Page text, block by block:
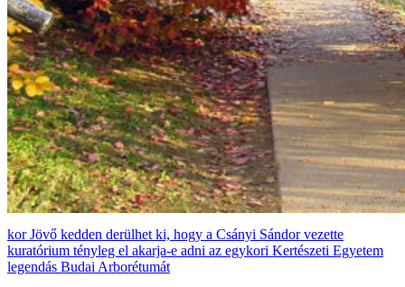
Jövő kedden derülhet ki, hogy a Csányi Sándor vezette
kuratórium tényleg el akarja-e adni az egykori Kertészeti Egyetem
legendás Budai Arborétumát